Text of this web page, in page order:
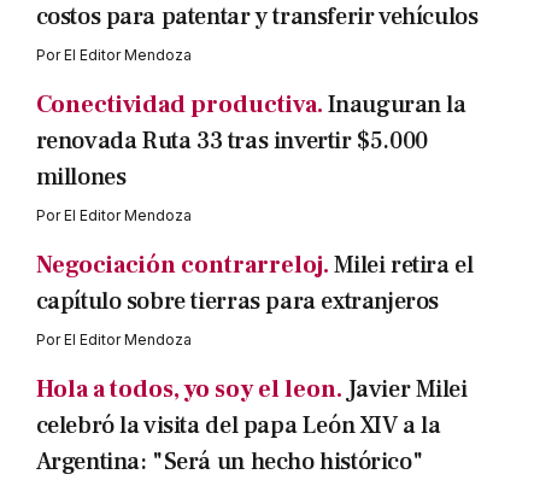
costos para patentar y transferir vehículos
PorEl Editor Mendoza
Conectividad productiva.Inauguran la
renovada Ruta 33 tras invertir $5.000
millones
PorEl Editor Mendoza
Negociación contrarreloj.Milei retira el
capítulo sobre tierras para extranjeros
PorEl Editor Mendoza
Hola a todos, yo soy el leon. Javier Milei
celebró la visita del papa León XIV a la
Argentina: "Será un hecho histórico"